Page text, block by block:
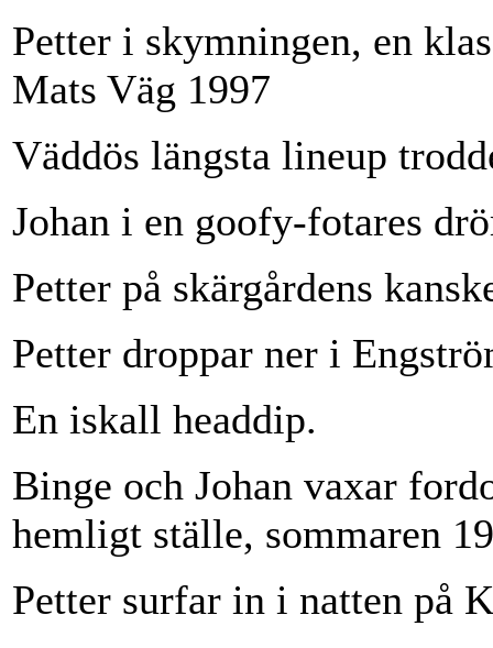
Petter i skymningen, en
Mats Väg 1997
Väddös längsta lineup
Johan i en goofy-fotares
Petter på skärgårdens
Petter droppar ner i
En iskall headdip.
Binge och Johan vaxar
hemligt ställe, sommaren
Petter surfar in i natten på